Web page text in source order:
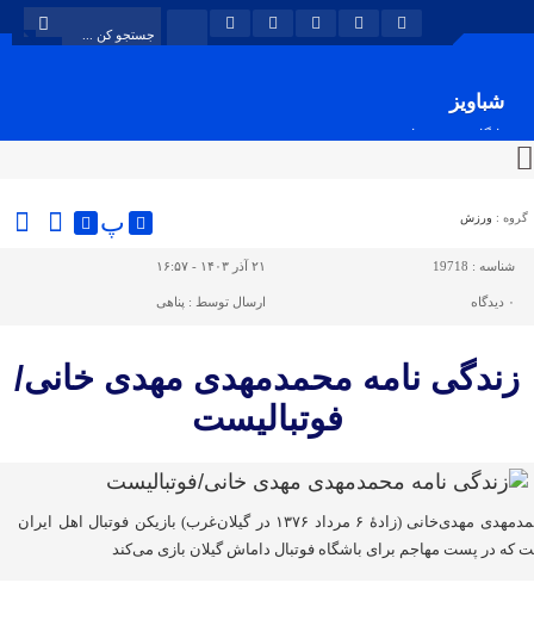
شباویز
پایگاه خبری شباویز
گروه : ورزش پ
شناسه : 19718 ۲۱ آذر ۱۴۰۳ - ۱۶:۵۷
۰ دیدگاه ارسال توسط : پناهی
زندگی نامه محمدمهدی مهدی خانی/
فوتبالیست
محمدمهدی مهدی‌خانی (زادهٔ ۶ مرداد ۱۳۷۶ در گیلان‌غرب) بازیکن فوتبال اهل ایران
که در پست مهاجم برای باشگاه فوتبال داماش گیلان بازی می‌کند